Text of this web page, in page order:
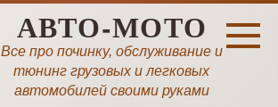
АВТО-МОТО
Все про починку, обслуживание и
тюнинг грузовых и легковых
автомобилей своими руками